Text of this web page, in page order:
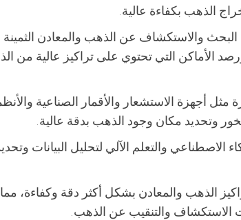
الذهب بكفاءة عالية.
والاستكشاف عن الذهب والمعادن
الأماكن التي تحتوي على تراكيز عالية من
أجهزة الاستشعار والأقمار الصناعية
وتحديد مكان وجود الذهب بدقة عالية.
والتعلم الآلي لتحليل البيانات
الذهب والمعادن بشكل أكثر دقة وكفاءة،
الاستكشاف والتنقيب عن الذهب.